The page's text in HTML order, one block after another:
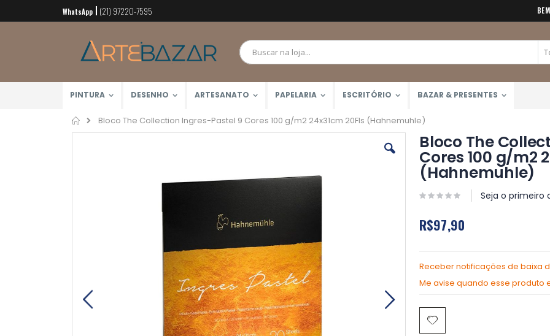
Pular
para
conteúdo
WhatsApp (21) 97220-7595
PINTURA DESENHO ARTESANATO PAPELARIA ESCRITÓRIO BAZAR & PRESENTES
Home
Bloco The Collection Ingres-Pastel 9 Cores 100 g/m2 24x31cm 20Fls (Hahnemuhle)
Pular
Bloco The
Cores 100 g/m2
(Hahnemuhle)
Seja o primeiro
R$97,90
Receber notificações de baixa
Me avise quando esse produto